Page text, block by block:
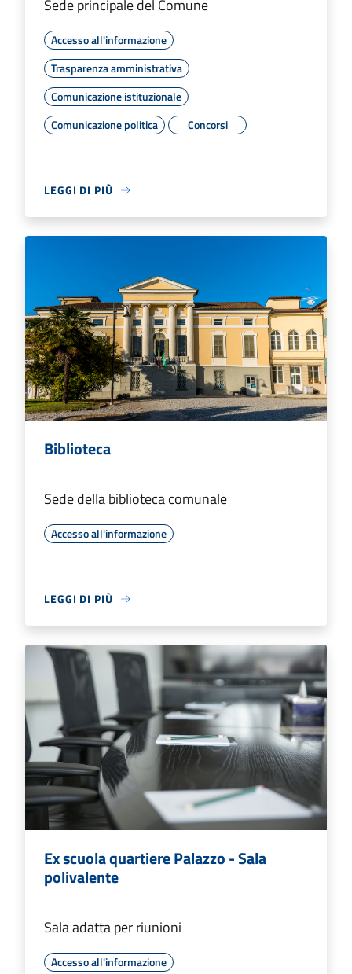
Sede principale del Comune
Accesso all'informazione
Trasparenza amministrativa
Comunicazione istituzionale
Comunicazione politica
Concorsi
LEGGI DI PIÙ
Biblioteca
Sede della biblioteca comunale
Accesso all'informazione
LEGGI DI PIÙ
Ex scuola quartiere Palazzo - Sala
polivalente
Sala adatta per riunioni
Accesso all'informazione